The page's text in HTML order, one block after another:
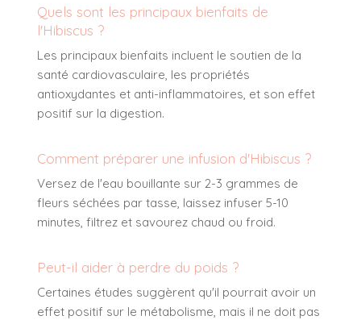
Quels sont les principaux bienfaits de
l'Hibiscus ?
Les principaux bienfaits incluent le soutien de la
santé cardiovasculaire, les propriétés
antioxydantes et anti-inflammatoires, et son effet
positif sur la digestion.
Comment préparer une infusion d'Hibiscus ?
Versez de l'eau bouillante sur 2-3 grammes de
fleurs séchées par tasse, laissez infuser 5-10
minutes, filtrez et savourez chaud ou froid.
Peut-il aider à perdre du poids ?
Certaines études suggèrent qu'il pourrait avoir un
effet positif sur le métabolisme, mais il ne doit pas